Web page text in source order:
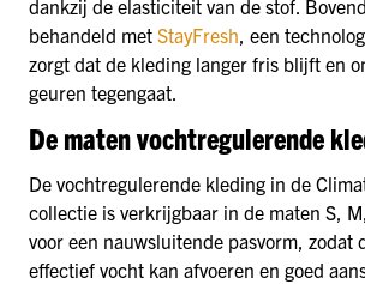
dankzij de elasticiteit van de stof.
behandeld met StayFresh, een
zorgt dat de kleding langer fris blijft en
geuren tegengaat.
De maten vochtregulerende
De vochtregulerende kleding in de
collectie is verkrijgbaar in de maten S,
voor een nauwsluitende pasvorm, zodat
effectief vocht kan afvoeren en goed